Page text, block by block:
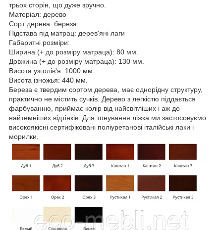
трьох сторін, що дуже зручно.
Матеріал: дерево
Сорт дерева: береза
Підстава під матрац: дерев'яні лаги
Габаритні розміри:
Ширина (+ до розміру матраца): 80 мм.
Довжина (+ до розміру матраца): 130 мм.
Висота узголів'я: 1000 мм.
Висота ізножья: 440 мм.
Береза є твердим сортом дерева, має однорідну структуру,
практично не містить сучків. Дерево з легкістю піддається
фарбуванню, приймає колір від найсвітліших і аж до
найтемніших відтінків. Для тонування ліжка ми застосовуємо
високоякісні сертифіковані поліуретанові італійські лаки і
морилки.